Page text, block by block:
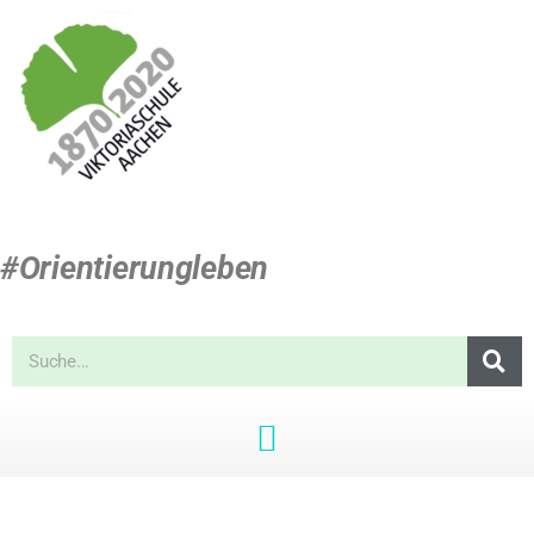
#Orientierungleben